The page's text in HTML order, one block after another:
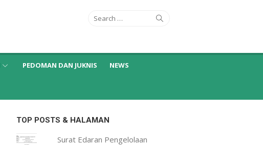
Search
PEDOMAN DAN JUKNIS NEWS
TOP POSTS & HALAMAN
Surat Edaran Pengelolaan